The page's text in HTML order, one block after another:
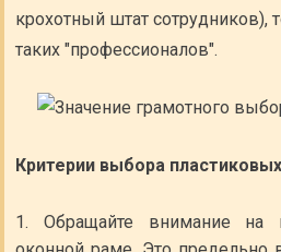
крохотный штат сотрудников),
таких "профессионалов".
Критерии выбора
Обращайте внимание на